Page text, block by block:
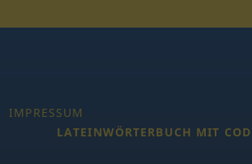
IMPRESSUM
LATEINWÖRTERBUCH MIT